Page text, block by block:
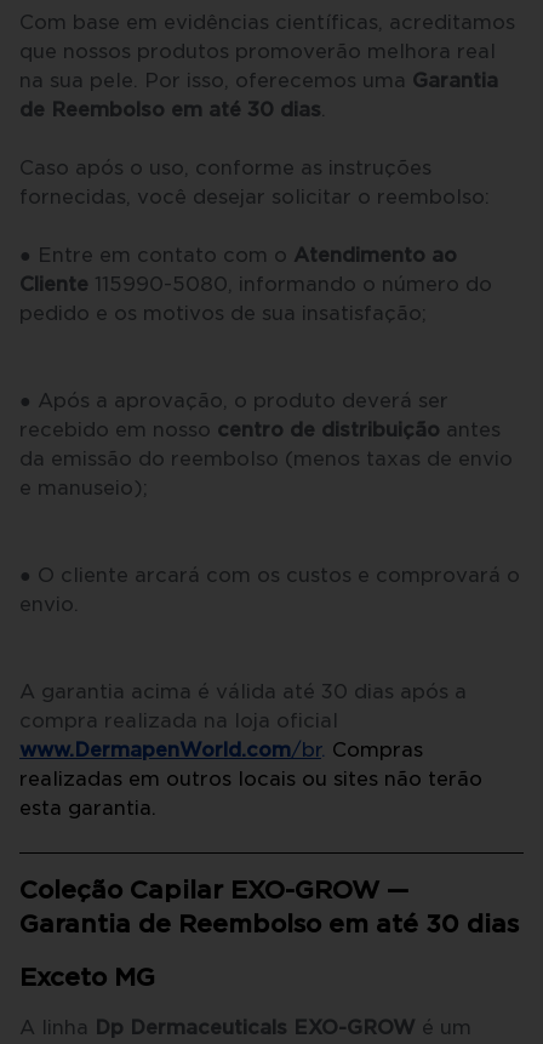
Com base em evidências científicas, acreditamos
que nossos produtos promoverão melhora real
na sua pele. Por isso, oferecemos uma Garantia
de Reembolso em até 30 dias.
Caso após o uso, conforme as instruções
fornecidas, você desejar solicitar o reembolso:
● Entre em contato com o Atendimento ao
Cliente 115990-5080, informando o número do
pedido e os motivos de sua insatisfação;
● Após a aprovação, o produto deverá ser
recebido em nosso centro de distribuição antes
da emissão do reembolso (menos taxas de envio
e manuseio);
● O cliente arcará com os custos e comprovará o
envio.
A garantia acima é válida até 30 dias após a
compra realizada na loja oficial
www.DermapenWorld.com/br. Compras
realizadas em outros locais ou sites não terão
esta garantia.
Coleção Capilar EXO-GROW —
Garantia de Reembolso em até 30 dias
Exceto MG
A linha Dp Dermaceuticals EXO-GROW é um